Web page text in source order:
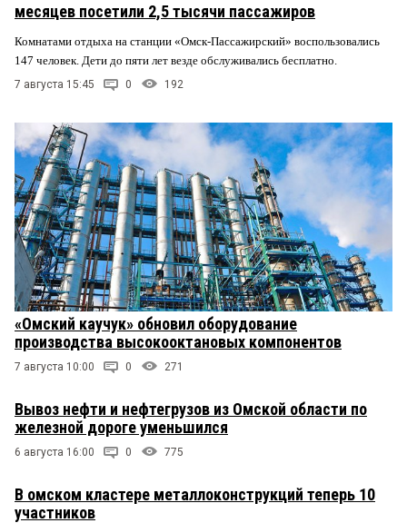
месяцев посетили 2,5 тысячи пассажиров
Комнатами отдыха на станции «Омск-Пассажирский» воспользовались
147 человек. Дети до пяти лет везде обслуживались бесплатно.
7 августа 15:45 0 192
«Омский каучук» обновил оборудование
производства высокооктановых компонентов
7 августа 10:00 0 271
Вывоз нефти и нефтегрузов из Омской области по
железной дороге уменьшился
6 августа 16:00 0 775
В омском кластере металлоконструкций теперь 10
участников